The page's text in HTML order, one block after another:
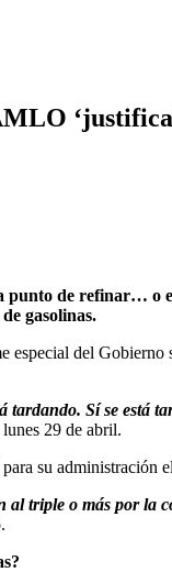
de refinar… o
gasolinas.
del Gobierno
Sí se está
lunes 29 de abril.
su
triple o más por la